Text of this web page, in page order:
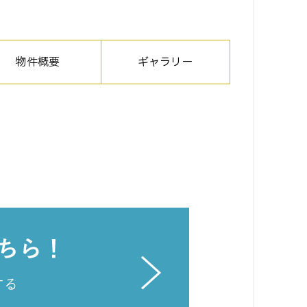
物件概要 ギャラリー